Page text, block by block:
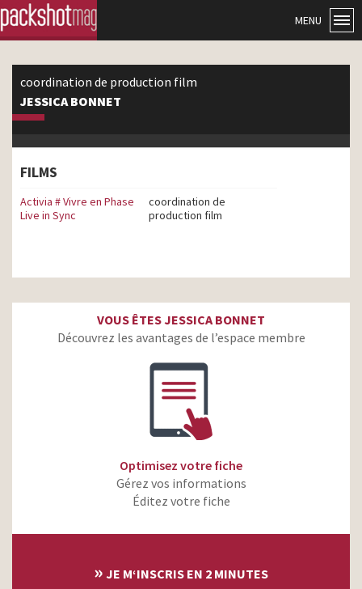
MENU
coordination de production film
JESSICA BONNET
FILMS
Activia # Vivre en Phase
Live in Sync
coordination de
production film
VOUS ÊTES JESSICA BONNET
Découvrez les avantages de l’espace membre
Optimisez votre fiche
Gérez vos informations
Éditez votre fiche
» JE M‘INSCRIS EN 2 MINUTES